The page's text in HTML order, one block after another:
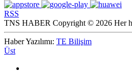
RSS
TNS HABER Copyright © 2026 Her
Haber Yazılımı: TE Bilişim
Üst